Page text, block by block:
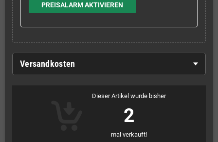
PREISALARM AKTIVIEREN
Versandkosten
Dieser Artikel wurde bisher
2
mal verkauft!